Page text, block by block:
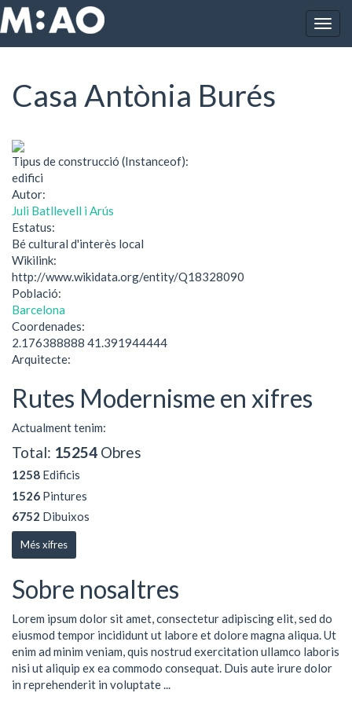
Vés al contingut
Inici Casa Antònia Burés
Casa Antònia Burés
Tipus de construcció (Instanceof):
edifici
Autor:
Juli Batllevell i Arús
Estatus:
Bé cultural d'interès local
Wikilink:
http://www.wikidata.org/entity/Q18328090
Població:
Barcelona
Coordenades:
2.176388888 41.391944444
Arquitecte:
Rutes Modernisme en xifres
Actualment tenim:
Total: 15254 Obres
1258 Edificis
1526 Pintures
6752 Dibuixos
Més xifres
Sobre nosaltres
Lorem ipsum dolor sit amet, consectetur adipiscing elit, sed do
eiusmod tempor incididunt ut labore et dolore magna aliqua. Ut
enim ad minim veniam, quis nostrud exercitation ullamco laboris
nisi ut aliquip ex ea commodo consequat. Duis aute irure dolor
in reprehenderit in voluptate ...